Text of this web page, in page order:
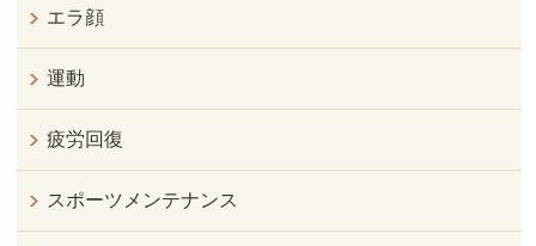
エラ顔
運動
疲労回復
スポーツメンテナンス